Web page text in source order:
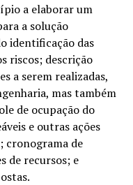
a elaborar um
a solução
identificação das
riscos; descrição
a serem realizadas,
mas também
de ocupação do
e outras ações
cronograma de
de recursos; e